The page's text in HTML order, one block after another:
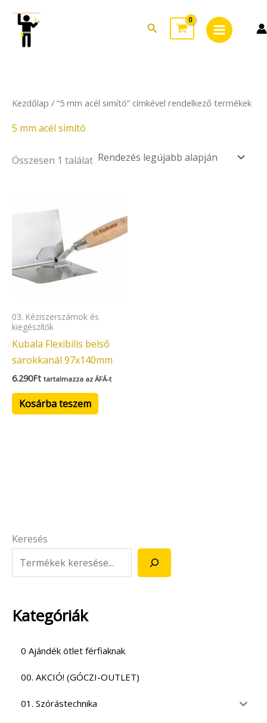
content
Search
Menu
Keresés
Kategóriák
0 Ajándék ötlet férfiaknak
00. AKCIÓ! (GÓCZI-OUTLET)
01. Szórástechnika
Kezdőlap / “5 mm acél simító” címkével rendelkező termékek
5 mm acél simító
Összesen 1 találat
03. Kéziszerszámok és
kiegészítők
Kubala Flexibilis belső
sarokkanál 97x140mm
6.290Ft tartalmazza az ÁFÁ-t
Kosárba teszem